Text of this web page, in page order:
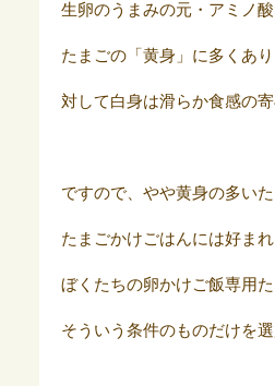
生卵のうまみの元・アミノ
たまごの「黄身」に多くあり
対して白身は滑らか食感の寄
ですので、やや黄身の多い
たまごかけごはんには好まれ
ぼくたちの卵かけご飯専用た
そういう条件のものだけを選